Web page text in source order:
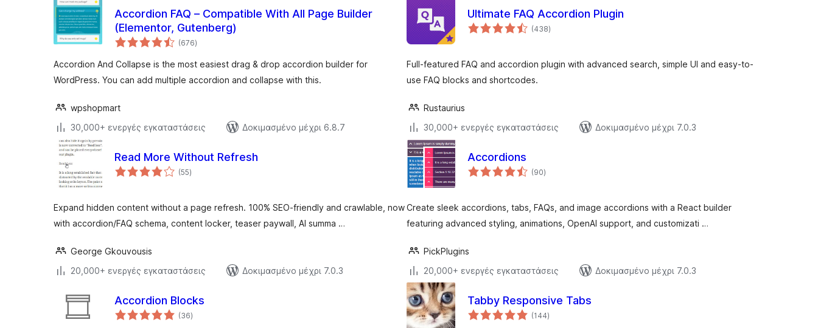
Accordion FAQ – Compatible With All Page Builder
(Elementor, Gutenberg)
(676αξιολογήσεις
σύνολο
)
Accordion And Collapse is the most easiest drag & drop accordion builder for
WordPress. You can add multiple accordion and collapse with this.
wpshopmart
30,000+ ενεργές εγκαταστάσεις
Δοκιμασμένο μέχρι 6.8.7
Ultimate FAQ Accordion Plugin
(438αξιολογήσεις
σύνολο
)
Full-featured FAQ and accordion plugin with advanced search, simple UI and easy-to-
use FAQ blocks and shortcodes.
Rustaurius
30,000+ ενεργές εγκαταστάσεις
Δοκιμασμένο μέχρι 7.0.3
Read More Without Refresh
(55αξιολογήσεις
σύνολο
)
Expand hidden content without a page refresh. 100% SEO-friendly and crawlable, now
with accordion/FAQ schema, content locker, teaser paywall, AI summa …
George Gkouvousis
20,000+ ενεργές εγκαταστάσεις
Δοκιμασμένο μέχρι 7.0.3
Accordions
(90αξιολογήσεις
σύνολο
)
Create sleek accordions, tabs, FAQs, and image accordions with a React builder
featuring advanced styling, animations, OpenAI support, and customizati …
PickPlugins
20,000+ ενεργές εγκαταστάσεις
Δοκιμασμένο μέχρι 7.0.3
Accordion Blocks
(36αξιολογήσεις
σύνολο
)
Tabby Responsive Tabs
(144αξιολογήσεις
σύνολο
)